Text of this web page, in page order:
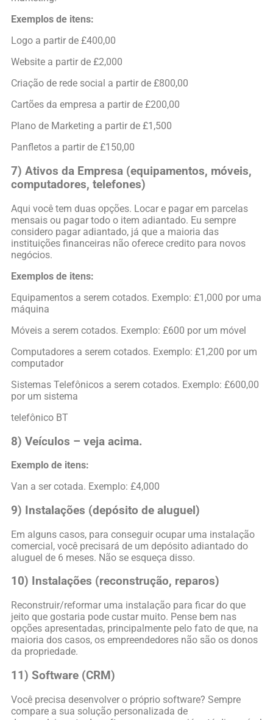
Exemplos de itens:
Logo a partir de £400,00
Website a partir de £2,000
Criação de rede social a partir de £800,00
Cartões da empresa a partir de £200,00
Plano de Marketing a partir de £1,500
Panfletos a partir de £150,00
7) Ativos da Empresa (equipamentos, móveis,
computadores, telefones)
Aqui você tem duas opções. Locar e pagar em parcelas
mensais ou pagar todo o item adiantado. Eu sempre
considero pagar adiantado, já que a maioria das
instituições financeiras não oferece credito para novos
negócios.
Exemplos de itens:
Equipamentos a serem cotados. Exemplo: £1,000 por uma
máquina
Móveis a serem cotados. Exemplo: £600 por um móvel
Computadores a serem cotados. Exemplo: £1,200 por um
computador
Sistemas Telefônicos a serem cotados. Exemplo: £600,00
por um sistema
telefônico BT
8) Veículos – veja acima.
Exemplo de itens:
Van a ser cotada. Exemplo: £4,000
9) Instalações (depósito de aluguel)
Em alguns casos, para conseguir ocupar uma instalação
comercial, você precisará de um depósito adiantado do
aluguel de 6 meses. Não se esqueça disso.
10) Instalações (reconstrução, reparos)
Reconstruir/reformar uma instalação para ficar do que
jeito que gostaria pode custar muito. Pense bem nas
opções apresentadas, principalmente pelo fato de que, na
maioria dos casos, os empreendedores não são os donos
da propriedade.
11) Software (CRM)
Você precisa desenvolver o próprio software? Sempre
compare a sua solução personalizada de